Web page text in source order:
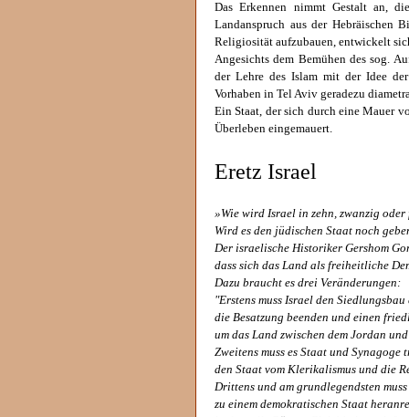
Das Erkennen nimmt Gestalt an,
Landanspruch aus der Hebräischen
Religiosität aufzubauen, entwickelt
Angesichts dem Bemühen des sog.
der Lehre des Islam mit der Idee
Vorhaben in Tel Aviv geradezu
Ein Staat, der sich durch eine Mauer
Überleben eingemauert.
Eretz Israel
»Wie wird Israel in zehn, zwanzig
Wird es den jüdischen Staat noch
Der israelische Historiker Gershom
dass sich das Land als freiheitliche
Dazu braucht es drei Veränderungen:
"Erstens muss Israel den
die Besatzung beenden und einen
um das Land zwischen dem Jordan
Zweitens muss es Staat und Synagoge
den Staat vom Klerikalismus und die
Drittens und am grundlegendsten
zu einem demokratischen Staat